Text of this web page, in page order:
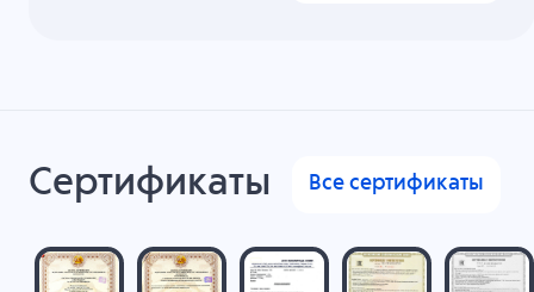
Сертификаты Все сертификаты